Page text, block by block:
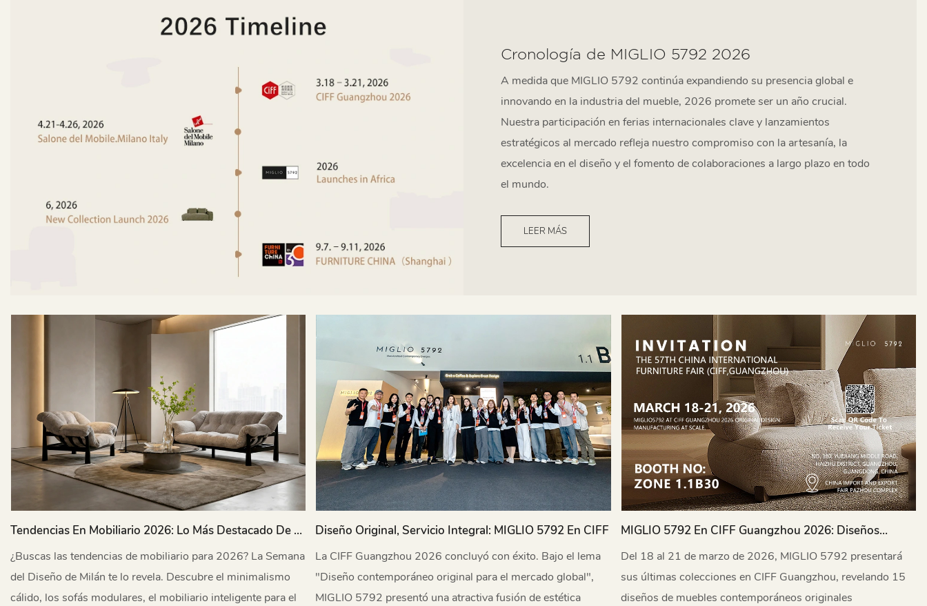
Cronología de MIGLIO 5792 2026
A medida que MIGLIO 5792 continúa expandiendo su presencia global e
innovando en la industria del mueble, 2026 promete ser un año crucial.
Nuestra participación en ferias internacionales clave y lanzamientos
estratégicos al mercado refleja nuestro compromiso con la artesanía, la
excelencia en el diseño y el fomento de colaboraciones a largo plazo en todo
el mundo.
LEER MÁS
Tendencias En Mobiliario 2026: Lo Más Destacado De La
Semana Del Diseño De Milán
¿Buscas las tendencias de mobiliario para 2026? La Semana
del Diseño de Milán te lo revela. Descubre el minimalismo
cálido, los sofás modulares, el mobiliario inteligente para el
Diseño Original, Servicio Integral: MIGLIO 5792 En CIFF
La CIFF Guangzhou 2026 concluyó con éxito. Bajo el lema
"Diseño contemporáneo original para el mercado global",
MIGLIO 5792 presentó una atractiva fusión de estética
MIGLIO 5792 En CIFF Guangzhou 2026: Diseños
Contemporáneos Originales Para El Mercado Global
Del 18 al 21 de marzo de 2026, MIGLIO 5792 presentará
sus últimas colecciones en CIFF Guangzhou, revelando 15
diseños de muebles contemporáneos originales